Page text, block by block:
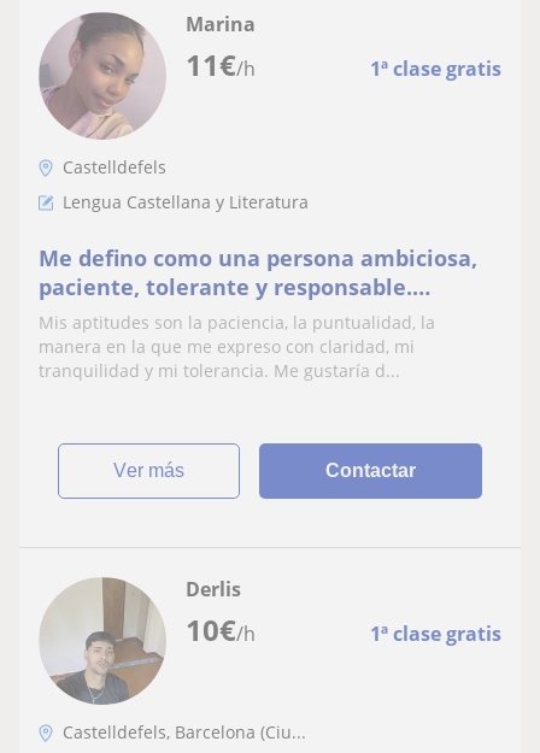
11€/h 1ª clase gratis
Marina
Castelldefels
Lengua Castellana y Literatura
Me defino como una persona ambiciosa,
paciente, tolerante y responsable.
También soy una chica muy simpática y
gustaría impartir clases a primaria y ESO
Mis aptitudes son la paciencia, la puntualidad, la
manera en la que me expreso con claridad, mi
tranquilidad y mi tolerancia. Me gustaría d...
ver más Contactar
10€/h 1ª clase gratis
Derlis
Castelldefels, Barcelona (Ciu...